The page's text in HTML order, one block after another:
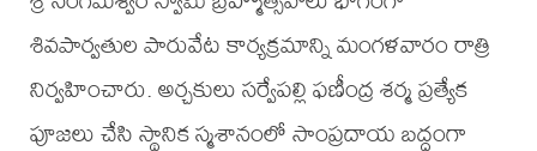
శివపార్వతుల పారువేట కార్యక్రమాన్ని మంగళవారం రాత్రి
నిర్వహించారు. అర్చకులు సర్వేపల్లి ఫణీంద్ర శర్మ ప్రత్యేక
పూజలు చేసి స్థానిక స్మశానంలో సాంప్రదాయ బద్ధంగా